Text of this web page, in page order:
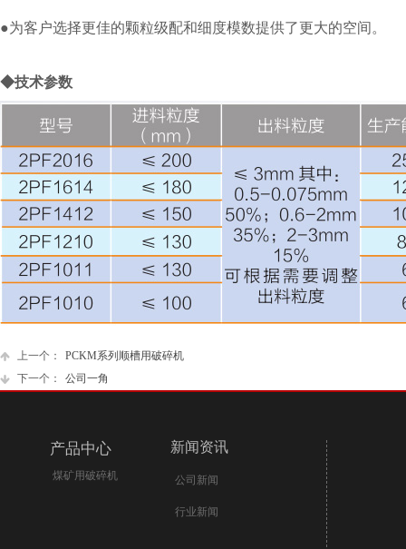
●为客户选择更佳的颗粒级配和细度模数提供了更大的空间。
◆技术参数
上一个：
PCKM系列顺槽用破碎机
下一个：
公司一角
产品中心 新闻资讯
煤矿用破碎机 公司新闻
行业新闻